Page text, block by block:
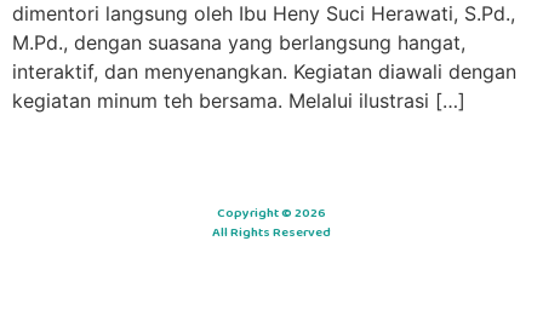
dimentori langsung oleh Ibu Heny Suci Herawati, S.Pd.,
M.Pd., dengan suasana yang berlangsung hangat,
interaktif, dan menyenangkan. Kegiatan diawali dengan
kegiatan minum teh bersama. Melalui ilustrasi […]
Copyright © 2026
All Rights Reserved